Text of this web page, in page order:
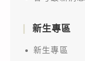
新生專區
新生專區